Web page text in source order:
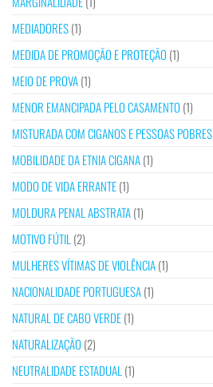
MEDIADORES(1)
MEDIDA DE PROMOÇÃO E PROTEÇÃO (1)
MEIO DE PROVA(1)
MENOR EMANCIPADA PELO CASAMENTO (1)
MISTURADA COM CIGANOS E PESSOAS POBRES
MOBILIDADE DA ETNIA CIGANA(1)
MODO DE VIDA ERRANTE(1)
MOLDURA PENAL ABSTRATA(1)
MOTIVO FÚTIL(2)
MULHERES VÍTIMAS DE VIOLÊNCIA(1)
NACIONALIDADE PORTUGUESA(1)
NATURAL DE CABO VERDE(1)
NATURALIZAÇÃO (2)
NEUTRALIDADE ESTADUAL(1)